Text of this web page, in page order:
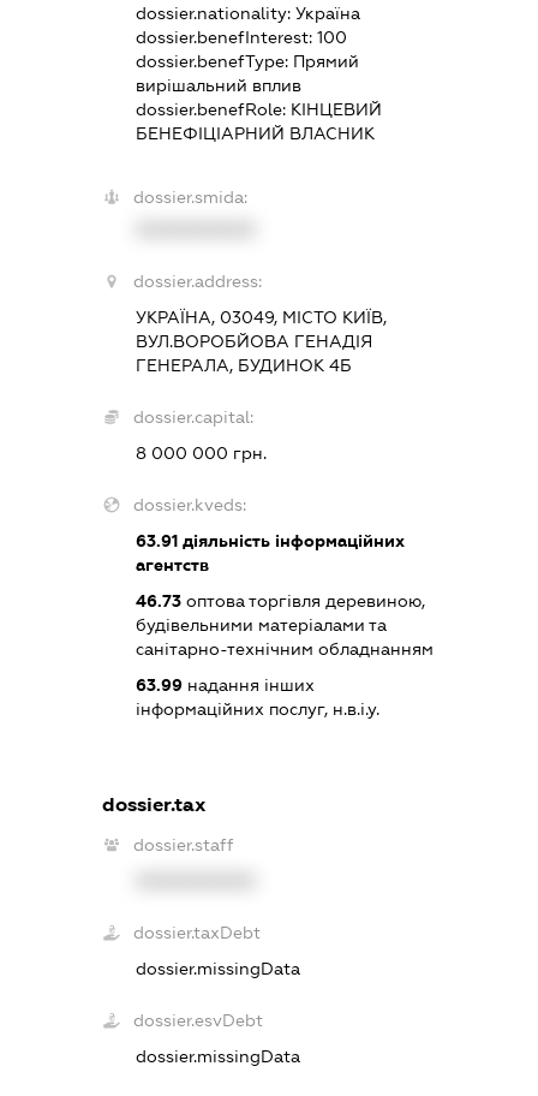
dossier.nationality: Україна
dossier.benefInterest: 100
dossier.benefType: Прямий
вирішальний вплив
dossier.benefRole: КІНЦЕВИЙ
БЕНЕФІЦІАРНИЙ ВЛАСНИК
dossier.smida:
dossier.address:
УКРАЇНА, 03049, МІСТО КИЇВ,
ВУЛ.ВОРОБЙОВА ГЕНАДІЯ
ГЕНЕРАЛА, БУДИНОК 4Б
dossier.capital:
8 000 000 грн.
dossier.kveds:
63.91діяльність інформаційних
агентств
46.73оптова торгівля деревиною,
будівельними матеріалами та
санітарно-технічним обладнанням
63.99надання інших
інформаційних послуг, н.в.і.у.
dossier.tax
dossier.staff
dossier.taxDebt
dossier.missingData
dossier.esvDebt
dossier.missingData